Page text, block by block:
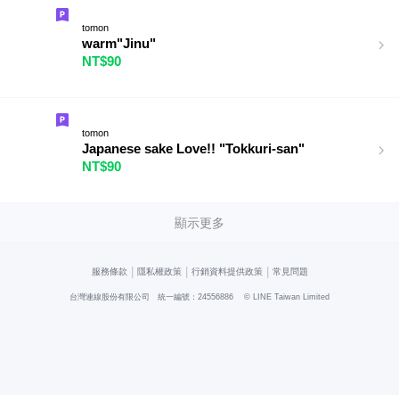
tomon
warm"Jinu"
NT$90
tomon
Japanese sake Love!! "Tokkuri-san"
NT$90
顯示更多
服務條款 隱私權政策 行銷資料提供政策 常見問題
台灣連線股份有限公司 統一編號：24556886 © LINE Taiwan Limited